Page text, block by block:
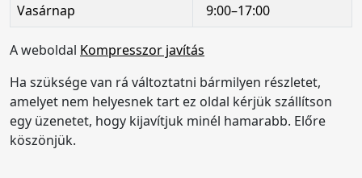
Vasárnap
9:00–17:00
A weboldal Kompresszor javítás
Ha szüksége van rá változtatni bármilyen részletet,
amelyet nem helyesnek tart ez oldal kérjük szállítson
egy üzenetet, hogy kijavítjuk minél hamarabb. Előre
köszönjük.